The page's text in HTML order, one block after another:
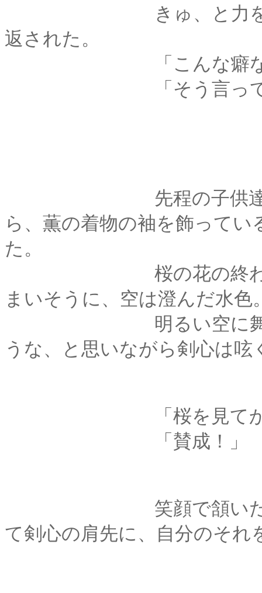
きゅ、と力をこめて
返された。
「こんな癖なら、
「そう言ってもら
先程の子供達が運ん
ら、薫の着物の袖を飾って
た。
桜の花の終わり時、
まいそうに、空は澄んだ水色
明るい空に舞う花び
うな、と思いながら剣心は呟
「桜を見てから、
「賛成！」
笑顔で頷いた薫は、
て剣心の肩先に、自分のそれ